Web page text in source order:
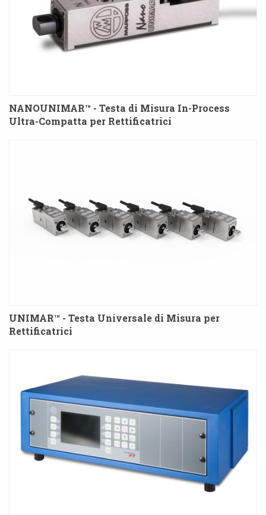
NANOUNIMAR™ - Testa di Misura In-Process
Ultra-Compatta per Rettificatrici
UNIMAR™ - Testa Universale di Misura per
Rettificatrici